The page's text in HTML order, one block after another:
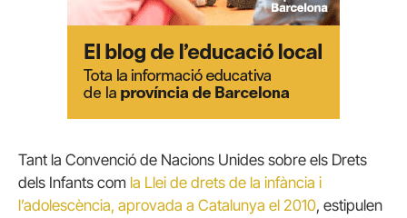
Tant la Convenció de Nacions Unides sobre els Drets
dels Infants com la Llei de drets de la infància i
l’adolescència, aprovada a Catalunya el 2010, estipulen